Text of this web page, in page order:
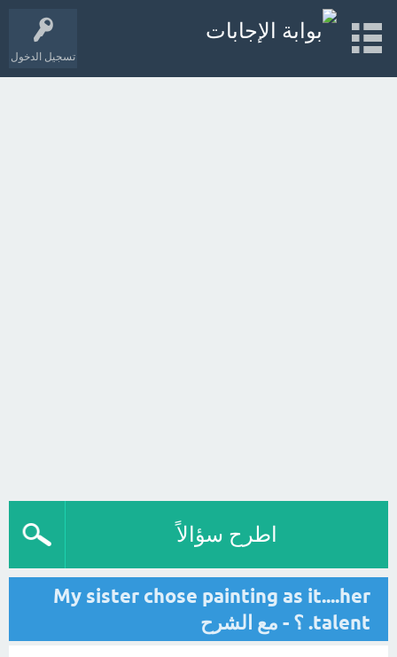
تسجيل الدخول
اطرح سؤالاً
My sister chose painting as it....her
talent. ؟ - مع الشرح